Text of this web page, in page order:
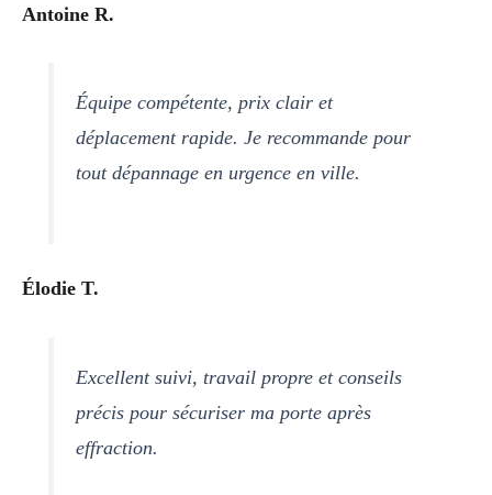
Antoine R.
Équipe compétente, prix clair et
déplacement rapide. Je recommande pour
tout dépannage en urgence en ville.
Élodie T.
Excellent suivi, travail propre et conseils
précis pour sécuriser ma porte après
effraction.